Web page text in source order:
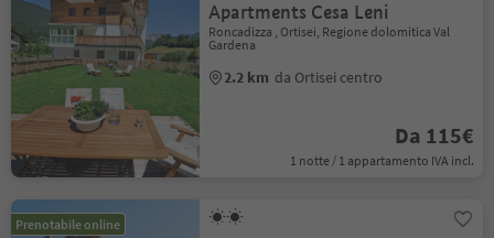
Apartments Cesa Leni
Roncadizza , Ortisei, Regione dolomitica Val
Gardena
2.2 km da Ortisei centro
Da 115€
1 notte / 1 appartamento IVA incl.
Prenotabile online